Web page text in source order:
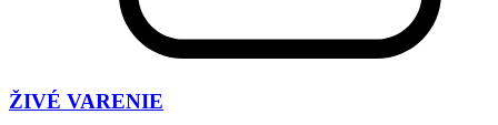
ŽIVÉ VARENIE